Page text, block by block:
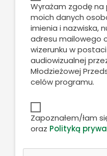
Wyrażam zgodę
moich danych
imienia i nazwiska,
adresu mailowego
wizerunku w
audiowizualnej
Młodzieżowej
celów programu.
Zapoznałem/łam
oraz Polityką